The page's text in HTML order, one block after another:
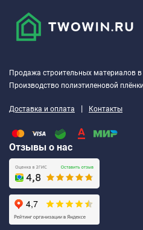
Продажа строительных материалов
Производство полиэтиленовой
Доставка и оплата | Контакты
Отзывы о нас